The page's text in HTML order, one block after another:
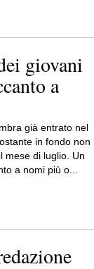
giovani
a
già entrato nel
in fondo non
mese di luglio. Un
a nomi più o...